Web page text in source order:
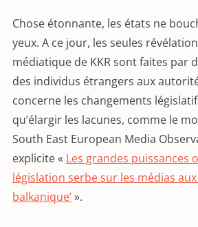
Chose étonnante, les états ne
yeux. A ce jour, les seules
médiatique de KKR sont faites par
des individus étrangers aux
concerne les changements
qu’élargir les lacunes, comme le
South East European Media
explicite « Les grandes puissances
législation serbe sur les médias aux
balkanique’».